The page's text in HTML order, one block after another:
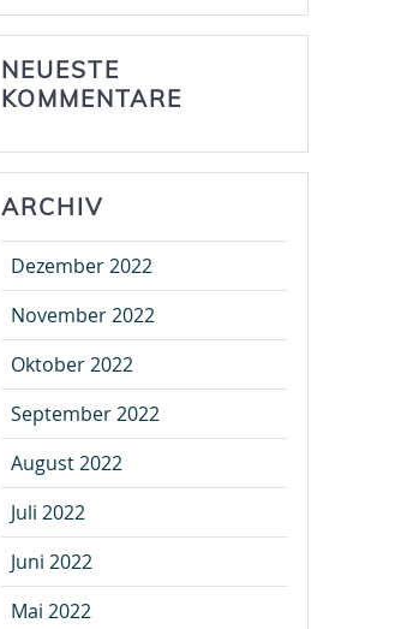
NEUESTE
KOMMENTARE
ARCHIV
Dezember 2022
November 2022
Oktober 2022
September 2022
August 2022
Juli 2022
Juni 2022
Mai 2022